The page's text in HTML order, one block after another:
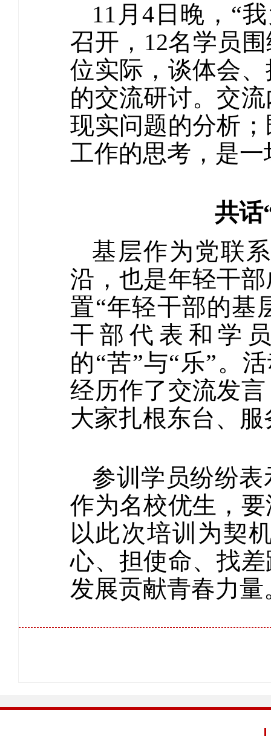
11月4日晚，“
召开，12名学员
位实际，谈体会
的交流研讨。交
现实问题的分析
工作的思考，是
共话
基层作为党联
沿，也是年轻干
置“年轻干部的基
干部代表和学
的“苦”与“乐”。
经历作了交流发
大家扎根东台、
参训学员纷纷
作为名校优生，
以此次培训为契
心、担使命、找
发展贡献青春力量